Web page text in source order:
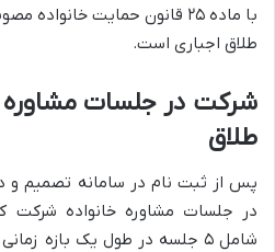
طلاق اجباری است.
شرکت در جلسات مشاوره
طلاق
پس از ثبت نام در سامانه تصمیم و
در جلسات مشاوره خانواده شرکت